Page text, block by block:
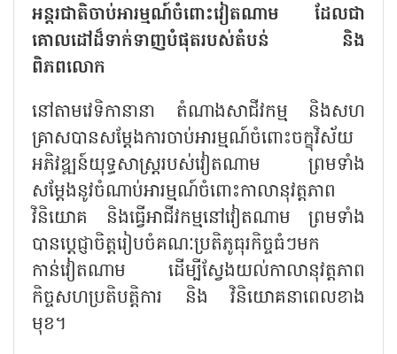
អន្តរជាតិចាប់អារម្មណ៍ចំពោះវៀតណាម ដែលជា
គោលដៅដ៏ទាក់ទាញបំផុតរបស់តំបន់ និង
ពិភពលោក
នៅតាមវេទិកានានា តំណាងសាជីវកម្ម និងសហ
គ្រាសបានសម្តែងការចាប់អារម្មណ៍ចំពោះចក្ខុវិស័យ
អភិវឌ្ឍន៍យុទ្ធសាស្ត្ររបស់វៀតណាម ព្រមទាំង
សម្តែងនូវចំណាប់អារម្មណ៍ចំពោះកាលានុវត្តភាព
វិនិយោគ និងធ្វើអាជីវកម្មនៅវៀតណាម ព្រមទាំង
បានប្តេជ្ញាចិត្តរៀបចំគណៈប្រតិភូធុរកិច្ចធំៗមក
កាន់វៀតណាម ដើម្បីស្វែងយល់កាលានុវត្តភាព
កិច្ចសហប្រតិបត្តិការ និង វិនិយោគនាពេលខាង
មុខ។